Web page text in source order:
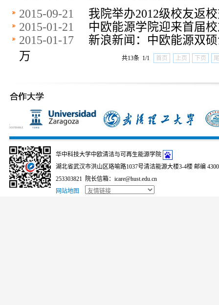
2015-09-21 我院举办2012级校友返
2015-01-21 中欧能源学院迎来首届
2015-01-17 新浪新闻：中欧能源双
万
共13条 1/1 首页 上页 下页
华中科技大学中欧清洁与可再生能源学院
湖北省武汉市洪山区珞喻路1037号清洁能源大楼3-4楼 邮编
253303821 院长信箱：icare@hust.edu.cn
网站地图